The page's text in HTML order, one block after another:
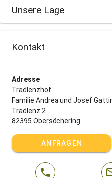
Unsere Lage
Kontakt
Adresse
Tradlenzhof
Familie Andrea und Josef
Tradlenz 2
82395 Obersöchering
ANFRAGEN